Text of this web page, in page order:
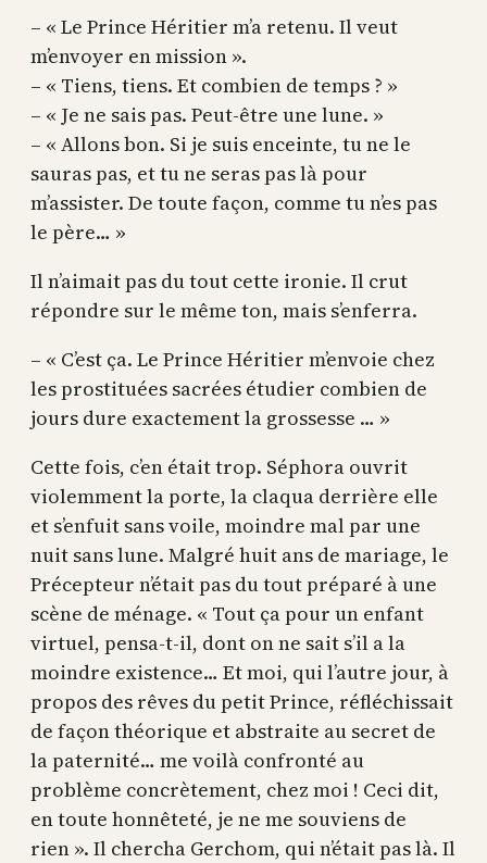
– « Le Prince Héritier m’a retenu. Il veut
m’envoyer en mission ».
– « Tiens, tiens. Et combien de temps ? »
– « Je ne sais pas. Peut-être une lune. »
– « Allons bon. Si je suis enceinte, tu ne le
sauras pas, et tu ne seras pas là pour
m’assister. De toute façon, comme tu n’es pas
le père… »
Il n’aimait pas du tout cette ironie. Il crut
répondre sur le même ton, mais s’enferra.
– « C’est ça. Le Prince Héritier m’envoie chez
les prostituées sacrées étudier combien de
jours dure exactement la grossesse … »
Cette fois, c’en était trop. Séphora ouvrit
violemment la porte, la claqua derrière elle
et s’enfuit sans voile, moindre mal par une
nuit sans lune. Malgré huit ans de mariage, le
Précepteur n’était pas du tout préparé à une
scène de ménage. « Tout ça pour un enfant
virtuel, pensa-t-il, dont on ne sait s’il a la
moindre existence… Et moi, qui l’autre jour, à
propos des rêves du petit Prince, réfléchissait
de façon théorique et abstraite au secret de
la paternité… me voilà confronté au
problème concrètement, chez moi ! Ceci dit,
en toute honnêteté, je ne me souviens de
rien ». Il chercha Gerchom, qui n’était pas là. Il